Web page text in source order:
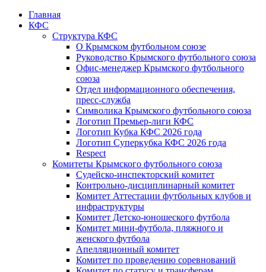
Главная
КФС
Структура КФС
О Крымском футбольном союзе
Руководство Крымского футбольного союза
Офис-менеджер Крымского футбольного
союза
Отдел информационного обеспечения,
пресс-служба
Символика Крымского футбольного союза
Логотип Премьер-лиги КФС
Логотип Кубка КФС 2026 года
Логотип Суперкубка КФС 2026 года
Respect
Комитеты Крымского футбольного союза
Судейско-инспекторский комитет
Контрольно-дисциплинарный комитет
Комитет Аттестации футбольных клубов и
инфраструктуры
Комитет Детско-юношеского футбола
Комитет мини-футбола, пляжного и
женского футбола
Апелляционный комитет
Комитет по проведению соревнований